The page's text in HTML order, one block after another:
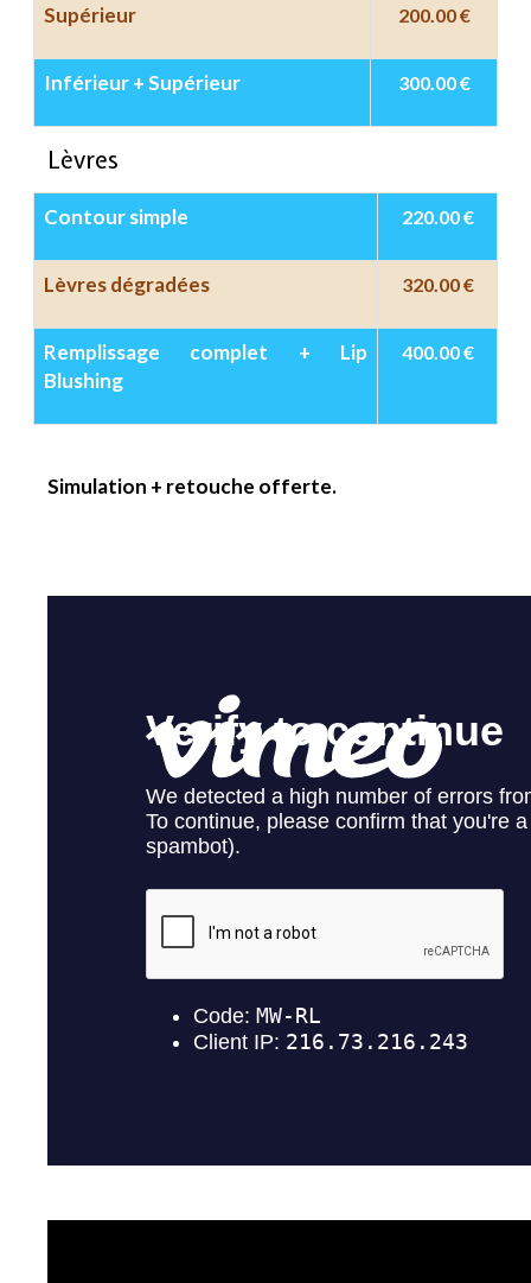
Supérieur 200.00 €
Inférieur + Supérieur 300.00€
Lèvres
Contour simple 220.00 €
Lèvres dégradées 320.00 €
Remplissage complet + Lip
Blushing
400.00 €
Simulation + retouche offerte.